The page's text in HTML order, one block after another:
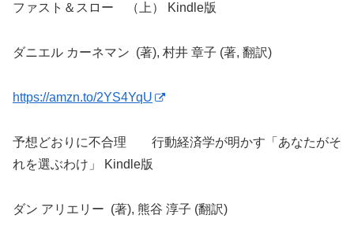
ファスト＆スロー （上） Kindle版
ダニエル カーネマン (著), 村井 章子 (著, 翻訳)
https://amzn.to/2YS4YqU
予想どおりに不合理 行動経済学が明かす「あなたがそ
れを選ぶわけ」 Kindle版
ダン アリエリー (著), 熊谷 淳子 (翻訳)